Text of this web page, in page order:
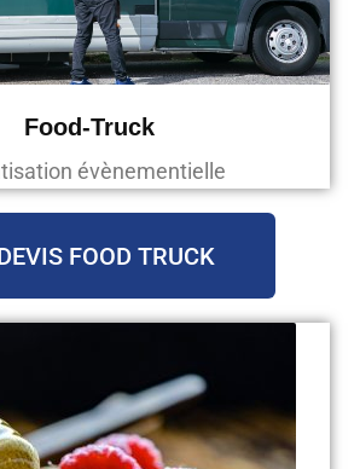
Food-Truck
évènementielle
FOOD TRUCK